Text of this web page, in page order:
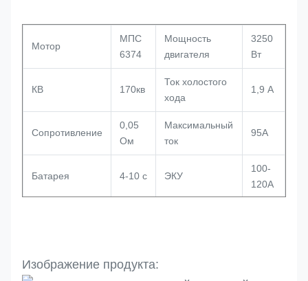
Мотор
МПС
6374
Мощность
двигателя
3250
Вт
КВ 170кв
Ток холостого
хода
1,9 А
Сопротивление
0,05
Ом
Максимальный
ток
95А
Батарея 4-10 с ЭКУ
100-
120А
Длина 77 мм
Изображение продукта: